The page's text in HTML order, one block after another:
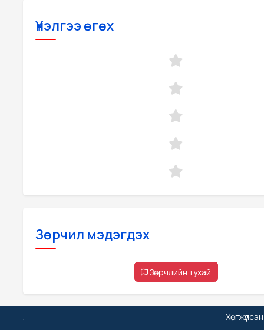
Үнэлгээ өгөх
Зөрчил мэдэгдэх
Зөрчлийн тухай
.